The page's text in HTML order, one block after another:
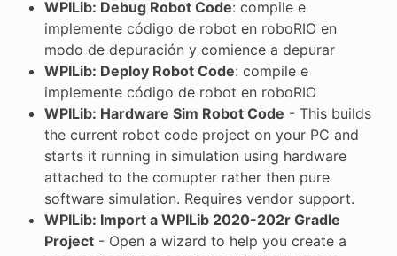
WPILib: Debug Robot Code: compile e
implemente código de robot en roboRIO en
modo de depuración y comience a depurar
WPILib: Deploy Robot Code: compile e
implemente código de robot en roboRIO
WPILib: Hardware Sim Robot Code - This builds
the current robot code project on your PC and
starts it running in simulation using hardware
attached to the comupter rather then pure
software simulation. Requires vendor support.
WPILib: Import a WPILib 2020-202r Gradle
Project- Open a wizard to help you create a